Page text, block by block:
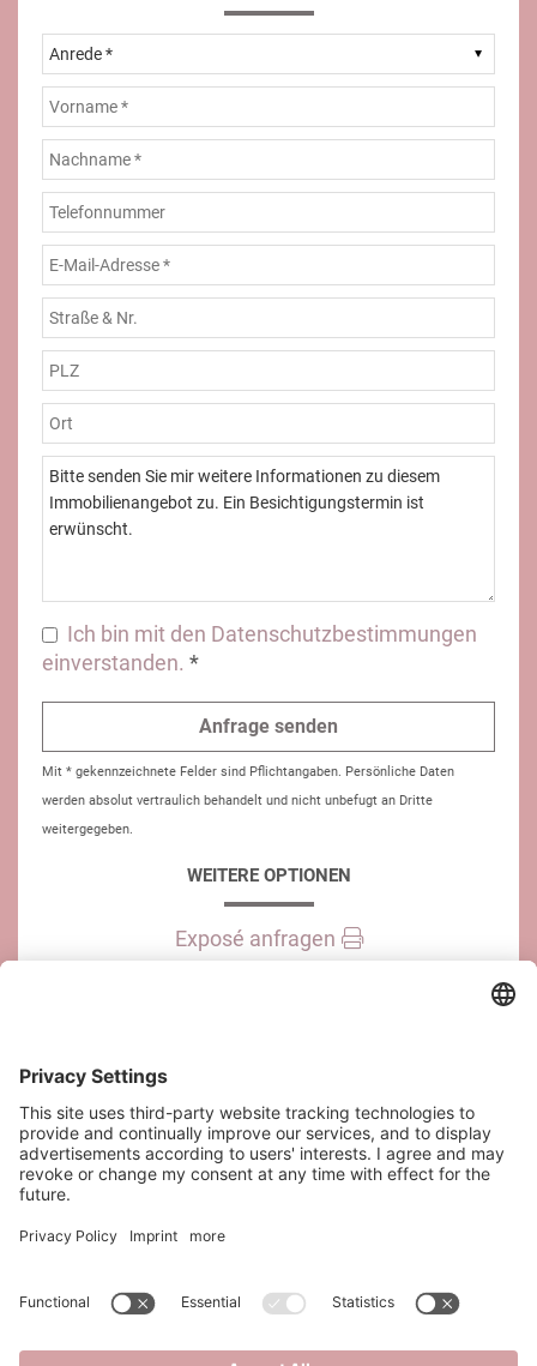
Ich bin mit den Datenschutzbestimmungen
einverstanden. *
Mit * gekennzeichnete Felder sind Pflichtangaben. Persönliche Daten
werden absolut vertraulich behandelt und nicht unbefugt an Dritte
weitergegeben.
WEITERE OPTIONEN
Exposé anfragen
KONTAKT
SAQURA Immobilien GmbH
1030 Wien
+43 6644545920